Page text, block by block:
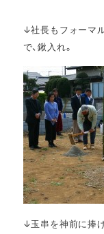
↓社長もフォーマ
で、鍬入れ。
↓玉串を神前に捧